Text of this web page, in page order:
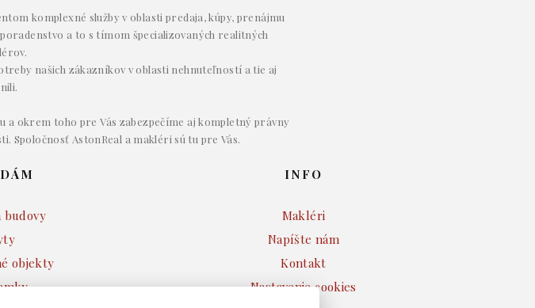
komplexné služby v oblasti predaja, kúpy, prenájmu
a to s tímom špecializovaných realitných
našich zákazníkov v oblasti nehnuteľností a tie aj
okrem toho pre Vás zabezpečíme aj kompletný právny
Spoločnosť AstonReal a makléri sú tu pre Vás.
budovy
objekty
INFO
Makléri
Napíšte nám
Kontakt
Nastavenie cookies